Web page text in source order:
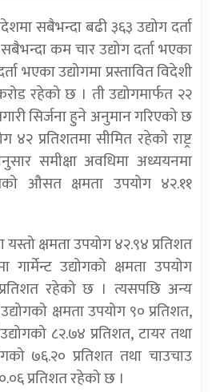
सबैभन्दा बढी ३६३ उद्योग दर्ता
कम चार उद्योग दर्ता भएका
भएका उद्योगमा प्रस्तावित विदेशी
रहेको छ । ती उद्योगमार्फत २२
सिर्जना हुने अनुमान गरिएको छ
४२ प्रतिशतमा सीमित रहेकाे राष्ट्र
समीक्षा अवधिमा अध्ययनमा
औसत क्षमता उपयोग ४२.११
क्षमता उपयोग ४२.९४ प्रतिशत
गार्मेन्ट उद्योगको क्षमता उपयोग
रहेको छ । त्यसपछि अन्य
क्षमता उपयोग ९० प्रतिशत,
८२.७४ प्रतिशत, टायर तथा
७६.२० प्रतिशत तथा चाउचाउ
प्रतिशत रहेको छ ।